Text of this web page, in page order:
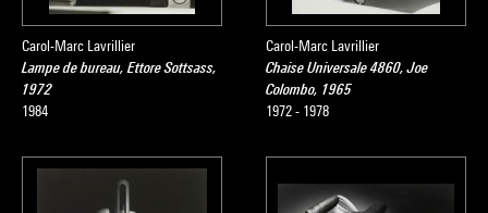
Carol-Marc Lavrillier
Lampe de bureau, Ettore Sottsass,
1972
1984
Carol-Marc Lavrillier
Chaise Universale 4860, Joe
Colombo, 1965
1972 - 1978